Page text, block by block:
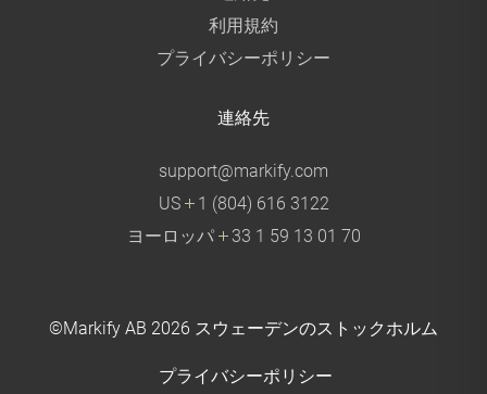
利用規約
プライバシーポリシー
連絡先
support@markify.com
US
1 (804) 616 3122
ヨーロッパ
33 1 59 13 01 70
©Markify AB 2026 スウェーデンのストックホルム
プライバシーポリシー